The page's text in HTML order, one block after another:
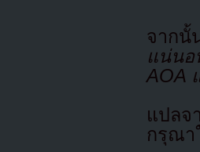
จากนั้
แน่นอ
AOA
แปล
กรุณา